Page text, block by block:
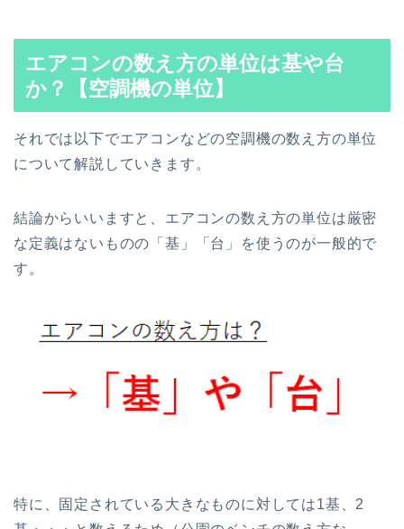
エアコンの数え方の単位は基や台
か？【空調機の単位】
それでは以下でエアコンなどの空調機の数え方の単位
について解説していきます。
結論からいいますと、エアコンの数え方の単位は厳密
な定義はないものの「基」「台」を使うのが一般的で
す。
特に、固定されている大きなものに対しては1基、2